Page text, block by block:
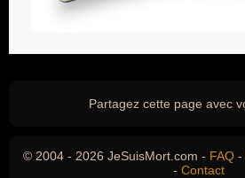
Partagez cette page avec
© 2004 - 2026 JeSuisMort.com - FAQ -
- Contact